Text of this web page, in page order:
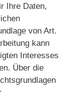
Ihre Daten,
von Art.
kann
Interesses
Über die